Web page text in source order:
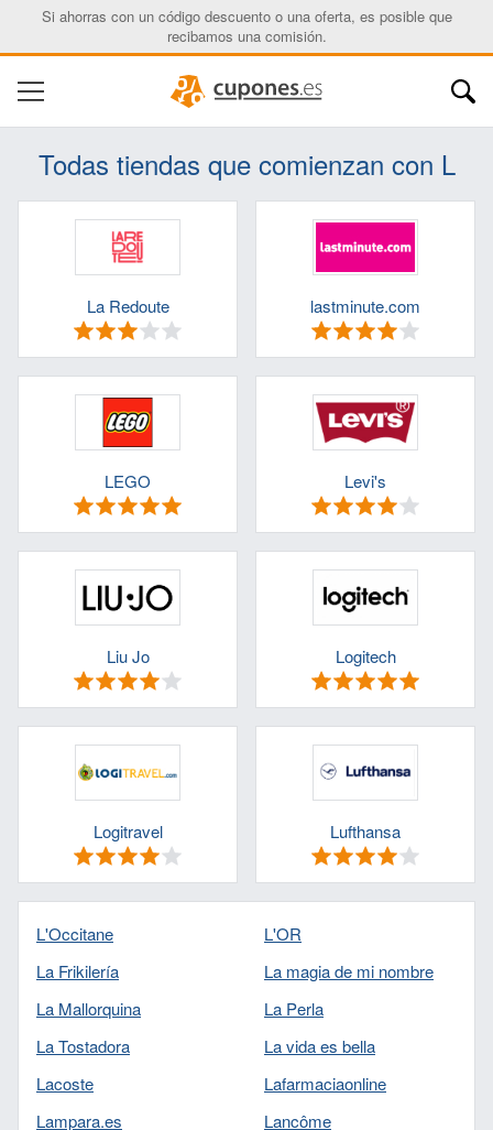
Si ahorras con un código descuento o una oferta, es posible que
recibamos una comisión.
Todas tiendas que comienzan con L
La Redoute lastminute.com
LEGO Levi's
Liu Jo Logitech
Logitravel Lufthansa
L'Occitane
L'OR
La Frikilería
La magia de mi nombre
La Mallorquina
La Perla
La Tostadora
La vida es bella
Lacoste
Lafarmaciaonline
Lampara.es
Lancôme